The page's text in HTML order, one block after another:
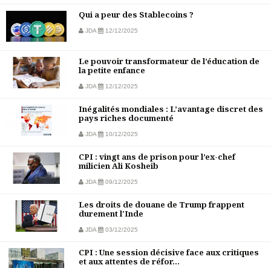
Qui a peur des Stablecoins ?
JDA 12/12/2025
Le pouvoir transformateur de l’éducation de
la petite enfance
JDA 12/12/2025
Inégalités mondiales : L’avantage discret des
pays riches documenté
JDA 10/12/2025
CPI : vingt ans de prison pour l’ex-chef
milicien Ali Kosheib
JDA 09/12/2025
Les droits de douane de Trump frappent
durement l'Inde
JDA 03/12/2025
CPI : Une session décisive face aux critiques
et aux attentes de réfor...